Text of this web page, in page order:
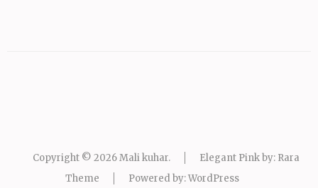
Copyright © 2026Mali kuhar.
Elegant Pink by: Rara
Theme
Powered by:WordPress